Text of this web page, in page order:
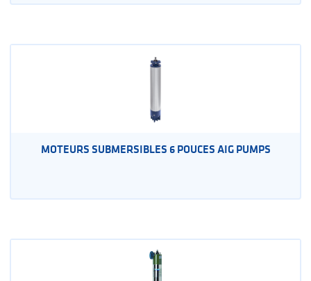
MOTEURS SUBMERSIBLES 6 POUCES AIG PUMPS